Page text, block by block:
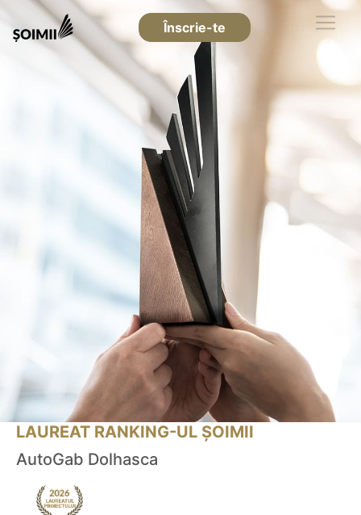
Înscrie-te
LAUREAT RANKING-UL ȘOIMII
AutoGab Dolhasca